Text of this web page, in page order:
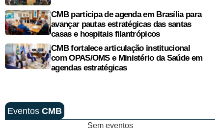
CMB participa de agenda em Brasília para
avançar pautas estratégicas das santas
casas e hospitais filantrópicos
CMB fortalece articulação institucional
com OPAS/OMS e Ministério da Saúde em
agendas estratégicas
Eventos CMB
Sem eventos